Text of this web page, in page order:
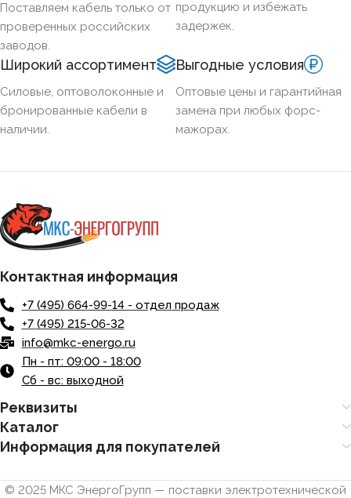
Поставляем кабель только от
проверенных российских
заводов.
продукцию и избежать
задержек.
Широкий ассортимент
Силовые, оптоволоконные и
бронированные кабели в
наличии.
Выгодные условия
Оптовые цены и гарантийная
замена при любых форс-
мажорах.
Контактная информация
+7 (495) 664-99-14 - отдел продаж
+7 (495) 215-06-32
info@mkc-energo.ru
Пн - пт: 09:00 - 18:00
Сб - вс: выходной
Реквизиты
Каталог
Информация для покупателей
© 2025 МКС ЭнергоГрупп — поставки электротехнической